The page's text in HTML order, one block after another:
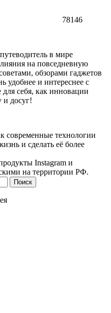
78146
в мире
на повседневную
обзорами гаджетов
удобнее и интереснее с
себя, как инновации
и досуг!
современные технологии
и сделать её более
Instagram и
на территории РФ.